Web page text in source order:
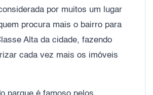
por muitos um lugar
procura mais o bairro para
Alta da cidade, fazendo
cada vez mais os imóveis